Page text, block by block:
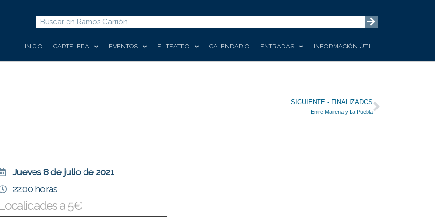
INICIO CARTELERA EVENTOS EL TEATRO CALENDARIO ENTRADAS INFORMACIÓN ÚTIL
SIGUIENTE - FINALIZADOS
Entre Mairena y La Puebla
Siguiente
Jueves 8 de julio de 2021
22:00 horas
Localidades a 5€